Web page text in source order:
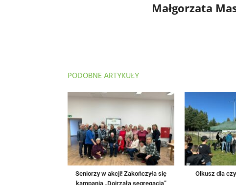
Małgorzata
PODOBNE ARTYKUŁY
Seniorzy w akcji! Zakończyła się
kampania „Dojrzała segregacja”
Olkusz dla